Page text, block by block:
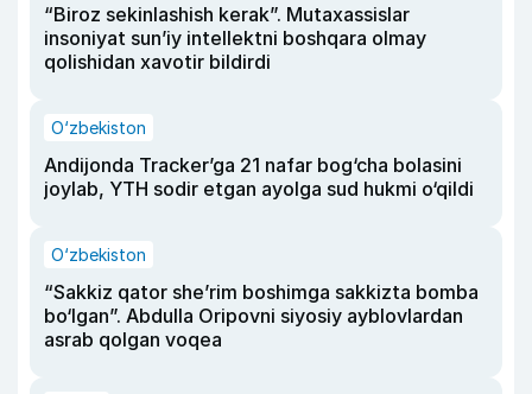
“Biroz sekinlashish kerak”. Mutaxassislar
insoniyat sun’iy intellektni boshqara olmay
qolishidan xavotir bildirdi
O‘zbekiston
Andijonda Tracker’ga 21 nafar bog‘cha bolasini
joylab, YTH sodir etgan ayolga sud hukmi o‘qildi
O‘zbekiston
“Sakkiz qator she’rim boshimga sakkizta bomba
bo‘lgan”. Abdulla Oripovni siyosiy ayblovlardan
asrab qolgan voqea